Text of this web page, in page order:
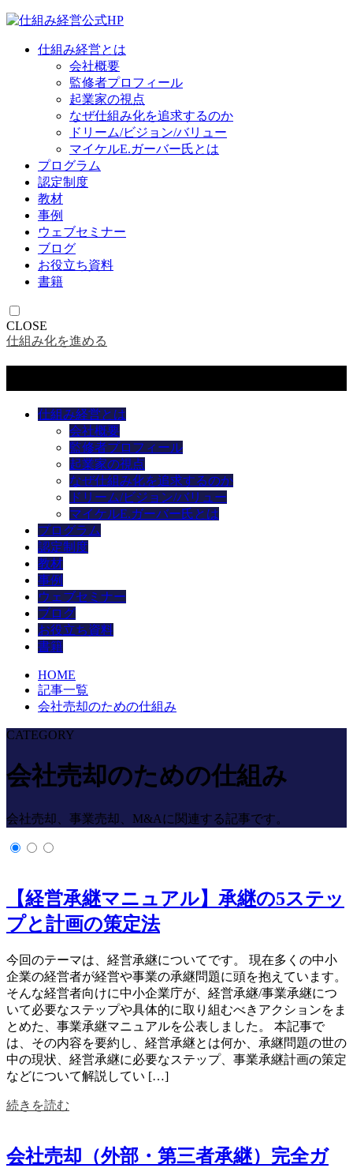
仕組み経営とは
会社概要
監修者プロフィール
起業家の視点
なぜ仕組み化を追求するのか
ドリーム/ビジョン/バリュー
マイケルE.ガーバー氏とは
プログラム
認定制度
教材
事例
ウェブセミナー
ブログ
お役立ち資料
書籍
CLOSE
仕組み化を進める
仕組み経営とは
会社概要
監修者プロフィール
起業家の視点
なぜ仕組み化を追求するのか
ドリーム/ビジョン/バリュー
マイケルE.ガーバー氏とは
プログラム
認定制度
教材
事例
ウェブセミナー
ブログ
お役立ち資料
書籍
HOME
記事一覧
会社売却のための仕組み
CATEGORY
会社売却のための仕組み
会社売却、事業売却、M&Aに関連する記事です。
【経営承継マニュアル】承継の5ステッ
プと計画の策定法
今回のテーマは、経営承継についてです。 現在多くの中小
企業の経営者が経営や事業の承継問題に頭を抱えています。
そんな経営者向けに中小企業庁が、経営承継/事業承継につ
いて必要なステップや具体的に取り組むべきアクションをま
とめた、事業承継マニュアルを公表しました。 本記事で
は、その内容を要約し、経営承継とは何か、承継問題の世の
中の現状、経営承継に必要なステップ、事業承継計画の策定
などについて解説してい […]
続きを読む
会社売却（外部・第三者承継）完全ガ